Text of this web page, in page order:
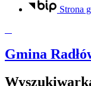
Strona
Gmina